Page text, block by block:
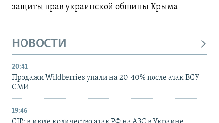
защиты прав украинской общины Крыма
НОВОСТИ
20:41
Продажи Wildberries упали на 20-40% после атак ВСУ –
СМИ
19:46